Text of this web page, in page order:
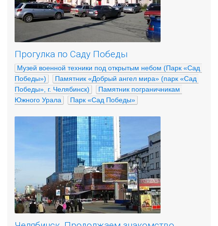
Прогулка по Саду Победы
Музей военной техники под открытым небом (Парк «Сад
Победы»)
Памятник «Добрый ангел мира» (парк «Сад
Победы», г. Челябинск)
Памятник пограничникам
Южного Урала
Парк «Сад Победы»